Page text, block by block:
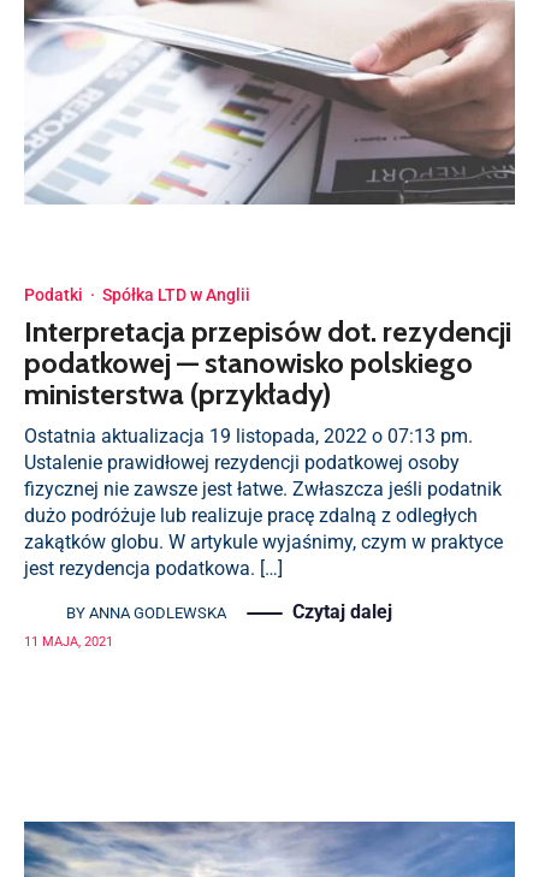
Podatki · Spółka LTD w Anglii
Interpretacja przepisów dot. rezydencji
podatkowej — stanowisko polskiego
ministerstwa (przykłady)
Ostatnia aktualizacja 19 listopada, 2022 o 07:13 pm.
Ustalenie prawidłowej rezydencji podatkowej osoby
fizycznej nie zawsze jest łatwe. Zwłaszcza jeśli podatnik
dużo podróżuje lub realizuje pracę zdalną z odległych
zakątków globu. W artykule wyjaśnimy, czym w praktyce
jest rezydencja podatkowa. […]
BY ANNA GODLEWSKA Czytaj dalej
11 MAJA, 2021